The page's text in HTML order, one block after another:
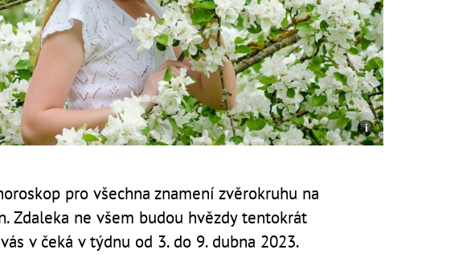
pro všechna znamení zvěrokruhu na
Zdaleka ne všem budou hvězdy tentokrát
v čeká v týdnu od 3. do 9. dubna 2023.